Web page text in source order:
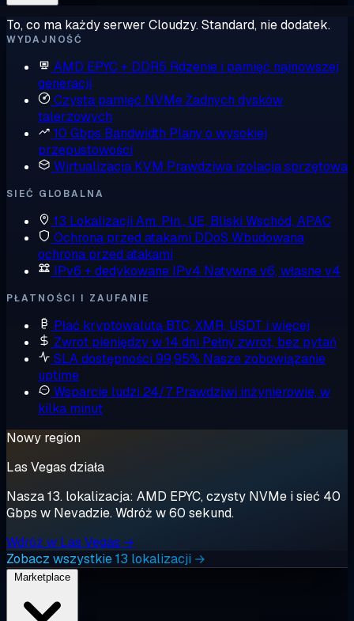
To, co ma każdy serwer Cloudzy. Standard, nie dodatek.
WYDAJNOŚĆ
AMD EPYC + DDR5 Rdzenie i pamięć najnowszej
generacji
Czysta pamięć NVMeŻadnych dysków
talerzowych
10 Gbps Bandwidth Plany o wysokiej
przepustowości
Wirtualizacja KVM Prawdziwa izolacja sprzętowa
SIEĆ GLOBALNA
13 Lokalizacji Am. Płn., UE, Bliski Wschód, APAC
Ochrona przed atakami DDoS Wbudowana
ochrona przed atakami
IPv6 + dedykowane IPv4 Natywne v6, własne v4
PŁATNOŚCI I ZAUFANIE
Płać kryptowalutą BTC, XMR, USDT i więcej
Zwrot pieniędzy w 14 dni Pełny zwrot, bez pytań
SLA dostępności 99,95% Nasze zobowiązanie
uptime
Wsparcie ludzi 24/7 Prawdziwi inżynierowie, w
kilka minut
Nowy region
Las Vegas działa
Nasza 13. lokalizacja: AMD EPYC, czysty NVMe i sieć 40
Gbps w Nevadzie. Wdróż w 60 sekund.
Wdróż w Las Vegas →
Zobacz wszystkie 13 lokalizacji →